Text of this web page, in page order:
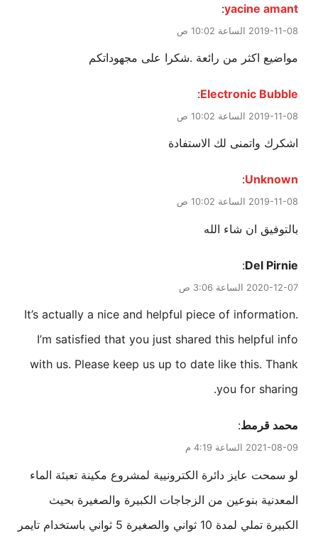
yacine amant
:
2019-11-08 الساعة 10:02 ص
مواضيع اكثر من رائعة .شكرا على مجهوداتكم
Electronic Bubble
:
2019-11-08 الساعة 10:02 ص
اشكرك واتمنى لك الاستفادة
Unknown
:
2019-11-08 الساعة 10:02 ص
بالتوفيق ان شاء الله
Del Pirnie
:
2020-12-07 الساعة 3:06 ص
It’s actually a nice and helpful piece of information.
I’m satisfied that you just shared this helpful info
with us. Please keep us up to date like this. Thank
you for sharing.
محمد قرمط:
2021-08-09 الساعة 4:19 م
لو سمحت عايز دائرة الكترونيية لمشروع مكينة تعبئة الماء
المعدنية بنوعين من الزجاجات الكبيرة والصغيرة بحيث
الكبيرة تملي لمدة 10 ثواني والصغيرة 5 ثواني باستخدام تايمر